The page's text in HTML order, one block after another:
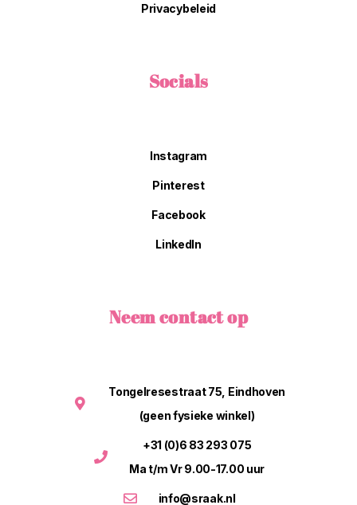
Privacybeleid
Socials
Instagram
Pinterest
Facebook
LinkedIn
Neem contact op
Tongelresestraat 75, Eindhoven
(geen fysieke winkel)
+31 (0)6 83 293 075
Ma t/m Vr 9.00-17.00 uur
info@sraak.nl